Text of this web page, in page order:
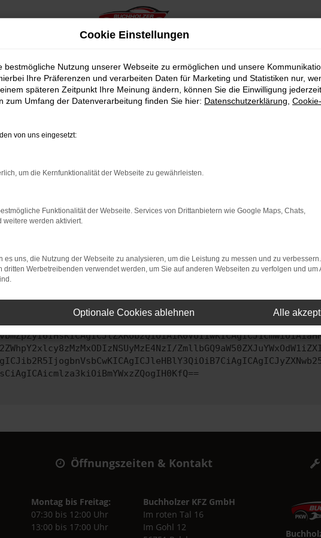
bestimmter Seiten verhindern. Funktioniert die Seite in einem
beheben.
auf dem neuesten Stand sind.
kann auch dazu führen, dass bestimmte Funktionen nicht mehr
uns bitte. Wir werden versuchen, das Problem zu beheben. Du
Öffnungszeiten & Kontakt
Montag bis Freitag:
07:30 bis 12:00 Uhr
13:00 bis 17:00 Uhr
Buchholzer KFZ GmbH
Im roten Tal 16
Im Gohl 12
Cookie Einstellungen
bestmögliche Nutzung unserer Webseite zu ermöglichen und unsere
Ihre Präferenzen und verarbeiten Daten für Marketing und Statistiken nur,
späteren Zeitpunkt Ihre Meinung ändern, können Sie die Einwilligung
zum Umfang der Datenverarbeitung finden Sie hier: Datenschutzerklärung
von uns eingesetzt:
um die Kernfunktionalität der Webseite zu gewährleisten.
Funktionalität der Webseite. Services von Drittanbietern wie Google Maps, Chats,
weitere werden aktiviert.
es uns, die Nutzung der Webseite zu analysieren, um die Leistung zu messen und zu
dritten Werbetreibenden verwendet werden, um Sie auf anderen Webseiten zu verfolgen und um
Optionale Cookies ablehnen Alle